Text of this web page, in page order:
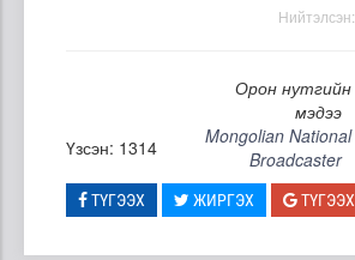
Нийтэлсэн:
Орон нутгийн
мэдээ
Үзсэн: 1314
Mongolian National
Broadcaster
ТҮГЭЭХ ЖИРГЭХ ТҮГЭЭХ